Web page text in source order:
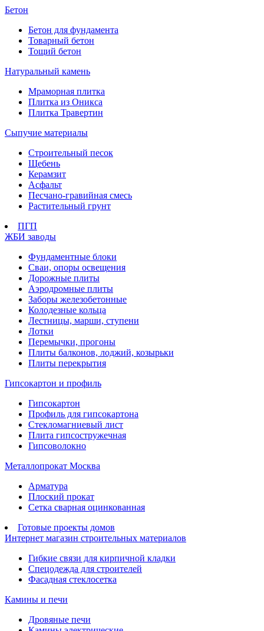
Бетон
Бетон для фундамента
Товарный бетон
Тощий бетон
Натуральный камень
Мраморная плитка
Плитка из Оникса
Плитка Травертин
Сыпучие материалы
Строительный песок
Щебень
Керамзит
Асфальт
Песчано-гравийная смесь
Растительный грунт
ПГП
ЖБИ заводы
Фундаментные блоки
Сваи, опоры освещения
Дорожные плиты
Аэродромные плиты
Заборы железобетонные
Колодезные кольца
Лестницы, марши, ступени
Лотки
Перемычки, прогоны
Плиты балконов, лоджий, козырьки
Плиты перекрытия
Гипсокартон и профиль
Гипсокартон
Профиль для гипсокартона
Стекломагниевый лист
Плита гипсостружечная
Гипсоволокно
Металлопрокат Москва
Арматура
Плоский прокат
Сетка сварная оцинкованная
Готовые проекты домов
Интернет магазин строительных материалов
Гибкие связи для кирпичной кладки
Спецодежда для строителей
Фасадная стеклосетка
Камины и печи
Дровяные печи